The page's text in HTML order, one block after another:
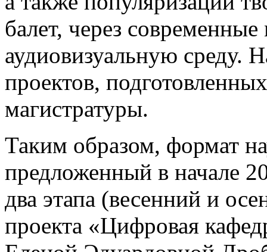
балет, через
аудиовизуальную среду.
проектов,
магистратуры.
Таким образом, формат
предложенный в начале
два этапа (весенний и
проекта «Цифровая